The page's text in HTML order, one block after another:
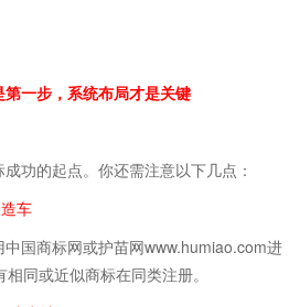
一步，系统布局才是关键
功的起点。你还需注意以下几点：
车
国商标网或护苗网www.humiao.com进
同或近似商标在同类注册。